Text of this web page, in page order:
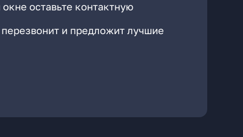
оставьте контактную
и предложит лучшие